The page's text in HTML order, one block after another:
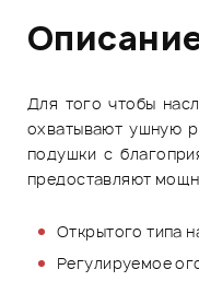
Для того чтобы
охватывают ушную
подушки с
предоставляют
Открытого типа
Регулируемое